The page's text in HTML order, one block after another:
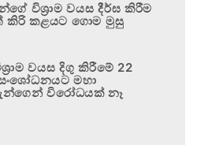
විශ්‍රාම වයස දීර්ඝ කිරීම
කිරි කළයට ගොම මුසු
වයස දිගු කිරීමේ 22
මහා
විරෝධයක් නෑ